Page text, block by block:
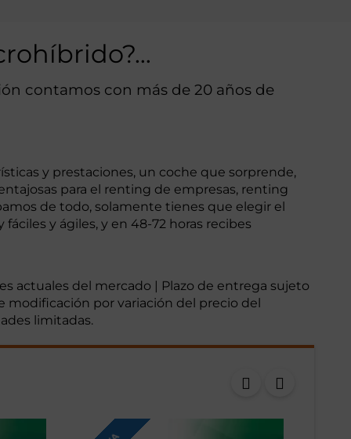
contamos con más de 20 años de
y prestaciones, un coche que sorprende,
para el renting de empresas, renting
de todo, solamente tienes que elegir el
y ágiles, y en 48-72 horas recibes
actuales del mercado | Plazo de entrega sujeto
modificación por variación del precio del
limitadas.